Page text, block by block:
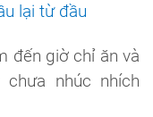
lại từ đầu
đến giờ chỉ ăn và
nhúc nhích